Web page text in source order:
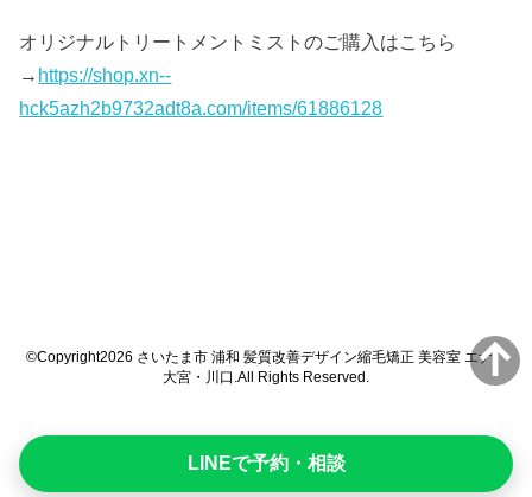
オリジナルトリートメントミストのご購入はこちら
→ https://shop.xn--
hck5azh2b9732adt8a.com/items/61886128
©Copyright2026 さいたま市 浦和 髪質改善デザイン縮毛矯正 美容室 エナ
大宮・川口 .All Rights Reserved.
LINEで予約・相談